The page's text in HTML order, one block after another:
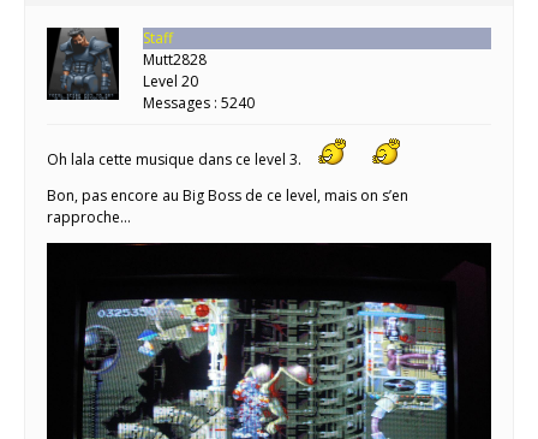
Staff
Mutt2828
Level 20
Messages : 5240
Oh lala cette musique dans ce level 3.
Bon, pas encore au Big Boss de ce level, mais on s’en
rapproche…